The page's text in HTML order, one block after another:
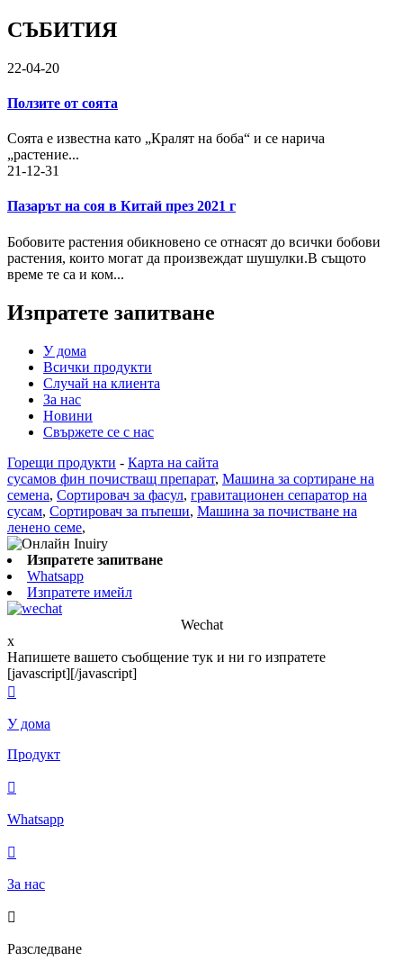
СЪБИТИЯ
22-04-20
Ползите от соята
Соята е известна като „Кралят на боба“ и се нарича
„растение...
21-12-31
Пазарът на соя в Китай през 2021 г
Бобовите растения обикновено се отнасят до всички бобови
растения, които могат да произвеждат шушулки.В същото
време те са и ком...
Изпратете запитване
У дома
Всички продукти
Случай на клиента
За нас
Новини
Свържете се с нас
Горещи продукти - Карта на сайта
сусамов фин почистващ препарат, Машина за сортиране на
семена, Сортировач за фасул, гравитационен сепаратор на
сусам, Сортировач за пъпеши, Машина за почистване на
ленено семе,
Изпратете запитване
Whatsapp
Изпратете имейл
Wechat
x
Напишете вашето съобщение тук и ни го изпратете
[javascript][/javascript]

У дома
Продукт

Whatsapp

За нас

Разследване